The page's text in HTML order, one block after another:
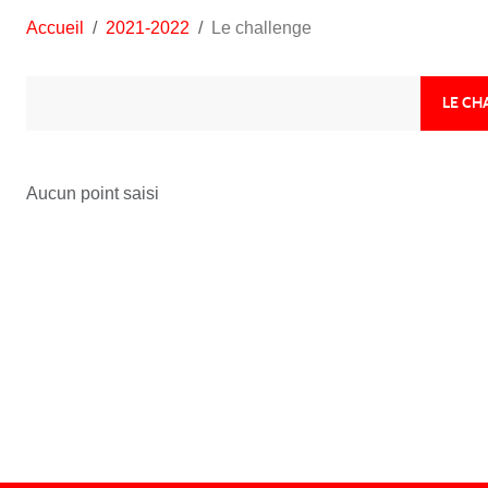
Accueil 2021-2022 Le challenge
LE
Aucun point saisi